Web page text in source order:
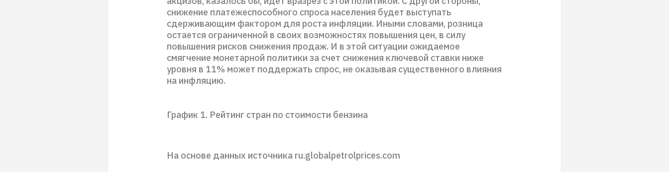
снижение платежеспособного спроса населения будет выступать
сдерживающим фактором для роста инфляции. Иными словами, розница
остается ограниченной в своих возможностях повышения цен, в силу
повышения рисков снижения продаж. И в этой ситуации ожидаемое
смягчение монетарной политики за счет снижения ключевой ставки ниже
уровня в 11% может поддержать спрос, не оказывая существенного влияния
на инфляцию.
График 1. Рейтинг стран по стоимости бензина
На основе данных источника ru.globalpetrolprices.com